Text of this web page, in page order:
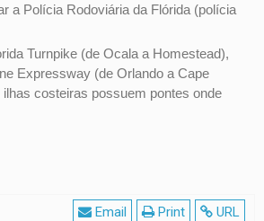
a Polícia Rodoviária da Flórida (polícia
Turnpike (de Ocala a Homestead),
Expressway (de Orlando a Cape
costeiras possuem pontes onde
URL
Print
Email